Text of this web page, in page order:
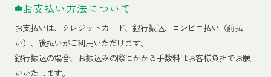
お支払い方法について
お支払いは、クレジットカード、銀行振込、コンビニ払い（前払
い）、後払いがご利用いただけます。
銀行振込の場合、お振込みの際にかかる手数料はお客様負担でお願
いいたします。